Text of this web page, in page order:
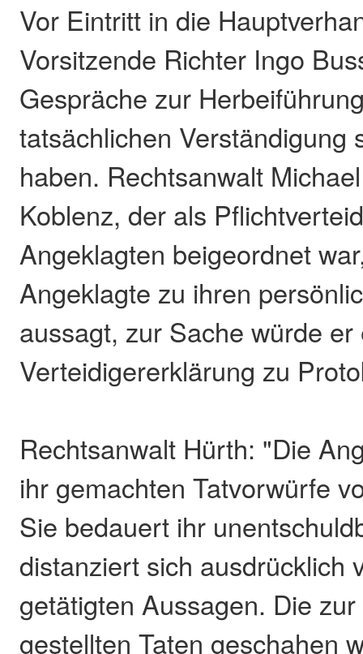
Vor Eintritt in die
Vorsitzende Richter Ingo
Gespräche zur
tatsächlichen Verständigung
haben. Rechtsanwalt
Koblenz, der als
Angeklagten beigeordnet
Angeklagte zu ihren
aussagt, zur Sache würde er
Verteidigererklärung zu
Rechtsanwalt Hürth: "Die
ihr gemachten Tatvorwürfe
Sie bedauert ihr
distanziert sich ausdrücklich
getätigten Aussagen. Die
gestellten Taten geschahen